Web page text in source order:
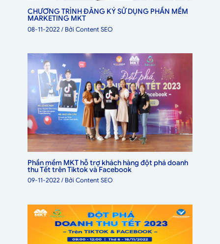
CHƯƠNG TRÌNH ĐĂNG KÝ SỬ DỤNG PHẦN MỀM
MARKETING MKT
08-11-2022/ BởiContent SEO
Phần mềm MKT hỗ trợ khách hàng đột phá doanh
thu Tết trên Tiktok và Facebook
09-11-2022/ BởiContent SEO